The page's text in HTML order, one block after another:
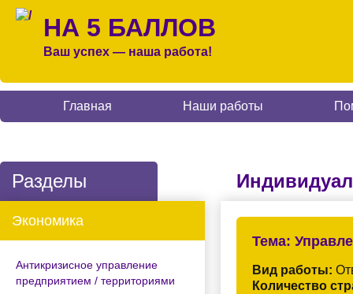
НА 5 БАЛЛОВ
Ваш успех — наша работа!
Главная Наши работы
Разделы
Экономика
Антикризисное управление
предприятием / территориями
Тема:
Вид работы:
Количество